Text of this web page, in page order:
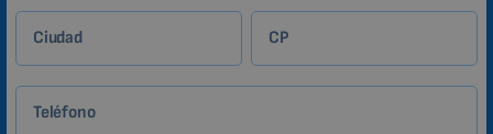
Ciudad CP
Teléfono